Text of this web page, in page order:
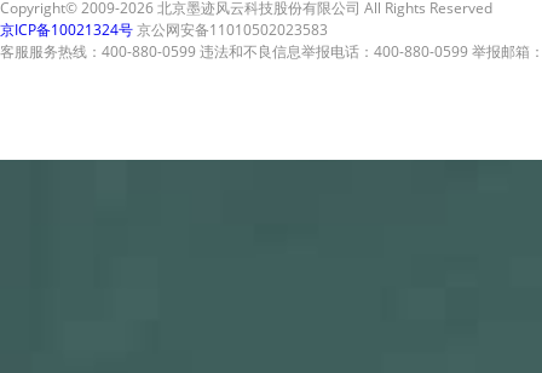
Copyright© 2009-2026 北京墨迹风云科技股份有限公司 All Rights Reserved
京ICP备10021324号京公网安备11010502023583
客服服务热线：400-880-0599 违法和不良信息举报电话：400-880-0599 举报邮箱